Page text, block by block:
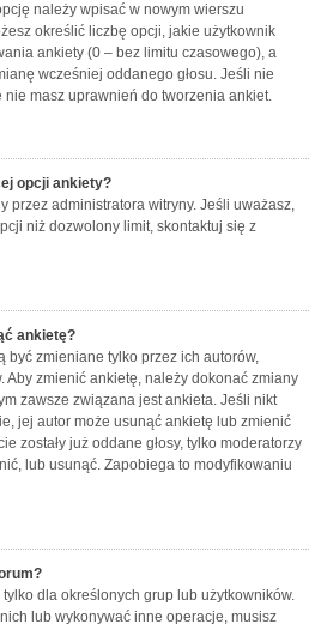
należy wpisać w nowym wierszu
określić liczbę opcji, jakie użytkownik
ankiety (0 – bez limitu czasowego), a
wcześniej oddanego głosu. Jeśli nie
masz uprawnień do tworzenia ankiet.
opcji ankiety?
przez administratora witryny. Jeśli uważasz,
niż dozwolony limit, skontaktuj się z
ankietę?
być zmieniane tylko przez ich autorów,
Aby zmienić ankietę, należy dokonać zmiany
zawsze związana jest ankieta. Jeśli nikt
jej autor może usunąć ankietę lub zmienić
zostały już oddane głosy, tylko moderatorzy
lub usunąć. Zapobiega to modyfikowaniu
dla określonych grup lub użytkowników.
lub wykonywać inne operacje, musisz